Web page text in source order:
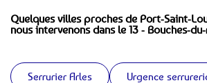
Quelques villes proches de Port-Saint-
nous intervenons dans le 13 - Bouches-
Serrurier Arles Urgence